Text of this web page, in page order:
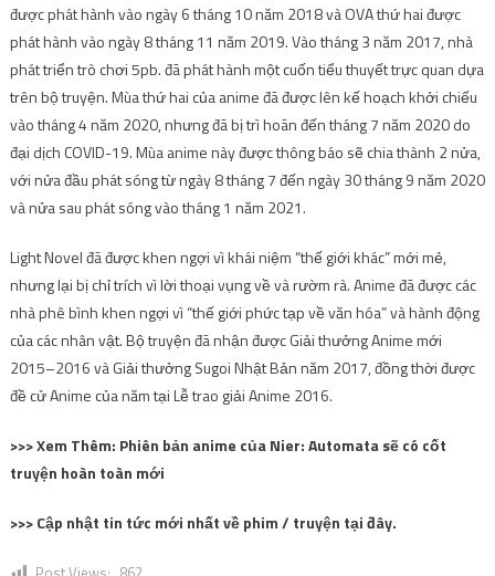
được phát hành vào ngày 6 tháng 10 năm 2018 và OVA thứ hai được
phát hành vào ngày 8 tháng 11 năm 2019. Vào tháng 3 năm 2017, nhà
phát triển trò chơi 5pb. đã phát hành một cuốn tiểu thuyết trực quan dựa
trên bộ truyện. Mùa thứ hai của anime đã được lên kế hoạch khởi chiếu
vào tháng 4 năm 2020, nhưng đã bị trì hoãn đến tháng 7 năm 2020 do
đại dịch COVID-19. Mùa anime này được thông báo sẽ chia thành 2 nửa,
với nửa đầu phát sóng từ ngày 8 tháng 7 đến ngày 30 tháng 9 năm 2020
và nửa sau phát sóng vào tháng 1 năm 2021.
Light Novel đã được khen ngợi vì khái niệm “thế giới khác” mới mẻ,
nhưng lại bị chỉ trích vì lời thoại vụng về và rườm rà. Anime đã được các
nhà phê bình khen ngợi vì “thế giới phức tạp về văn hóa” và hành động
của các nhân vật. Bộ truyện đã nhận được Giải thưởng Anime mới
2015–2016 và Giải thưởng Sugoi Nhật Bản năm 2017, đồng thời được
đề cử Anime của năm tại Lễ trao giải Anime 2016.
>>> Xem Thêm: Phiên bản anime của Nier: Automata sẽ có cốt
truyện hoàn toàn mới
>>> Cập nhật tin tức mới nhất về phim / truyện tại đây.